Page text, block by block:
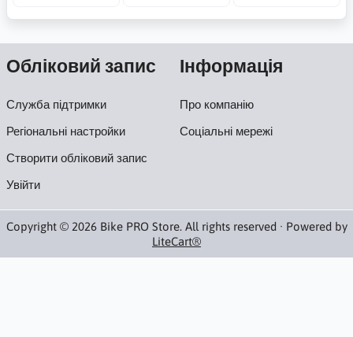
Обліковий запис
Служба підтримки
Регіональні настройки
Створити обліковий запис
Увійти
Інформація
Про компанію
Соціальні мережі
Copyright © 2026 Bike PRO Store. All rights reserved · Powered by
LiteCart®